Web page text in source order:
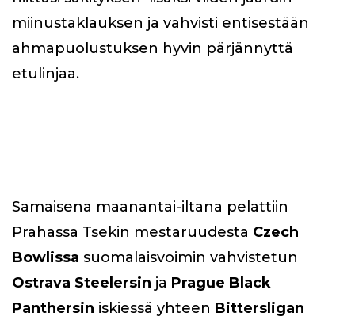
miinustaklauksen ja vahvisti entisestään
ahmapuolustuksen hyvin pärjännyttä
etulinjaa.
Samaisena maanantai-iltana pelattiin
Prahassa Tsekin mestaruudesta Czech
Bowlissa suomalaisvoimin vahvistetun
Ostrava Steelersin ja Prague Black
Panthersin iskiessä yhteen Bittersligan